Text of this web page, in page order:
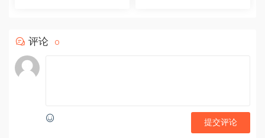
评论 0
提交评论